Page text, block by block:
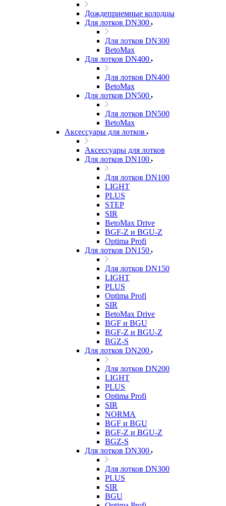
Дождеприемные колодцы
Для лотков DN300
Для лотков DN300
BetoMax
Для лотков DN400
Для лотков DN400
BetoMax
Для лотков DN500
Для лотков DN500
BetoMax
Аксессуары для лотков
Аксессуары для лотков
Для лотков DN100
Для лотков DN100
LIGHT
PLUS
STEP
SIR
BetoMax Drive
BGF-Z и BGU-Z
Optima Profi
Для лотков DN150
Для лотков DN150
LIGHT
PLUS
Optima Profi
SIR
BetoMax Drive
BGF и BGU
BGF-Z и BGU-Z
BGZ-S
Для лотков DN200
Для лотков DN200
LIGHT
PLUS
Optima Profi
SIR
NORMA
BGF и BGU
BGF-Z и BGU-Z
BGZ-S
Для лотков DN300
Для лотков DN300
PLUS
SIR
BGU